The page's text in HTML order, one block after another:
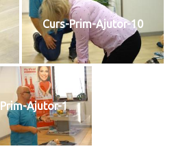
Curs-Prim-Ajutor-10
Ajutor-1